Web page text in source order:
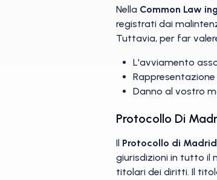
Nella Common Law
registrati dai
Tuttavia, per far
L'avviamento
Danno al vostro
Protocollo Di
Il Protocollo di Madrid
giurisdizioni in tutto il
titolari dei diritti. Il